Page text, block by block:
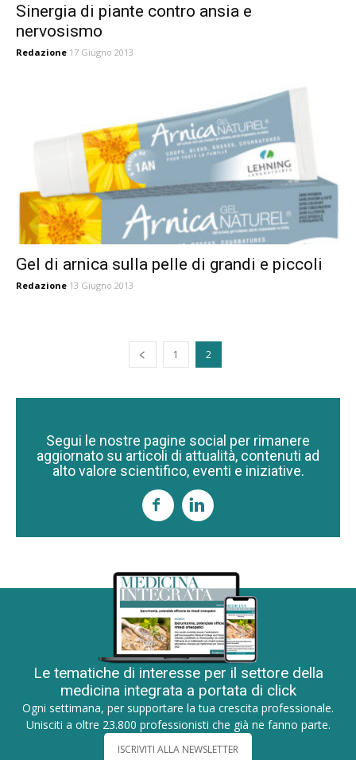
Sinergia di piante contro ansia e
nervosismo
Redazione 17 Giugno 2013
Gel di arnica sulla pelle di grandi e piccoli
Redazione 13 Giugno 2013
1 2
Segui le nostre pagine social per rimanere
aggiornato su articoli di attualità, contenuti ad
alto valore scientifico, eventi e iniziative.
Le tematiche di interesse per il settore della
medicina integrata a portata di click
Ogni settimana, per supportare la tua crescita professionale.
Unisciti a oltre 23.800 professionisti che già ne fanno parte.
ISCRIVITI ALLA NEWSLETTER